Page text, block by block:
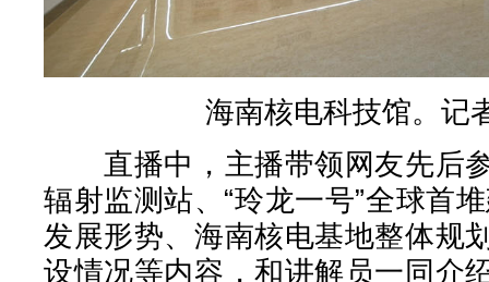
海南核电科技馆。记
直播中，主播带领网友先后
辐射监测站、“玲龙一号”全球首
发展形势、海南核电基地整体规
设情况等内容，和讲解员一同介